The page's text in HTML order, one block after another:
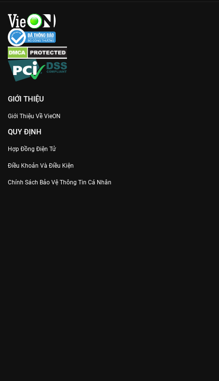
GIỚI THIỆU
Giới Thiệu Về VieON
QUY ĐỊNH
Hợp Đồng Điện Tử
Điều Khoản Và Điều Kiện
Chính Sách Bảo Vệ Thông Tin Cá Nhân